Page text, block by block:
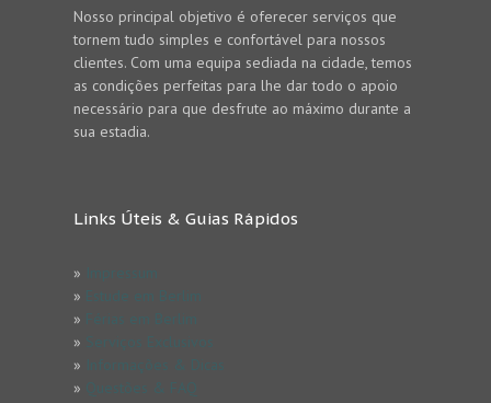
Nosso principal objetivo é oferecer serviços que
tornem tudo simples e confortável para nossos
clientes. Com uma equipa sediada na cidade, temos
as condições perfeitas para lhe dar todo o apoio
necessário para que desfrute ao máximo durante a
sua estadia.
Links Úteis & Guias Rápidos
»
»
»
»
»
»